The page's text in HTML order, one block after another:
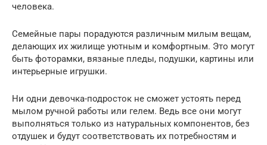
человека.
Семейные пары порадуются различным милым вещам,
делающих их жилище уютным и комфортным. Это могут
быть фоторамки, вязаные пледы, подушки, картины или
интерьерные игрушки.
Ни одни девочка-подросток не сможет устоять перед
мылом ручной работы или гелем. Ведь все они могут
выполняться только из натуральных компонентов, без
отдушек и будут соответствовать их потребностям и